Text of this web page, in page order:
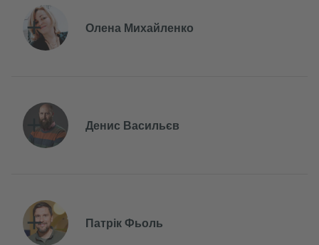
Олена Михайленко
Денис Васильєв
Патрік Фьоль